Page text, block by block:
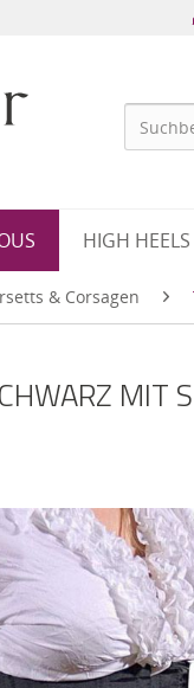
HIGH HEELS
& Corsagen
MIT